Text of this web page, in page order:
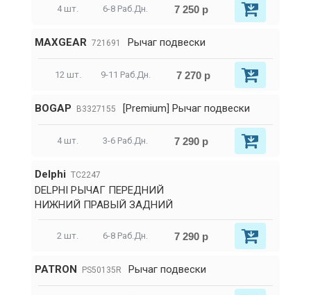
4 шт. 6-8 Раб.Дн. 7 250 р
MAXGEAR 721691 Рычаг подвески
12 шт. 9-11 Раб.Дн. 7 270 р
BOGAP B3327155 [Premium] Рычаг подвески
4 шт. 3-6 Раб.Дн. 7 290 р
Delphi TC2247
DELPHI РЫЧАГ ПЕРЕДНИЙ
НИЖНИЙ ПРАВЫЙ ЗАДНИЙ
2 шт. 6-8 Раб.Дн. 7 290 р
PATRON PS50135R Рычаг подвески